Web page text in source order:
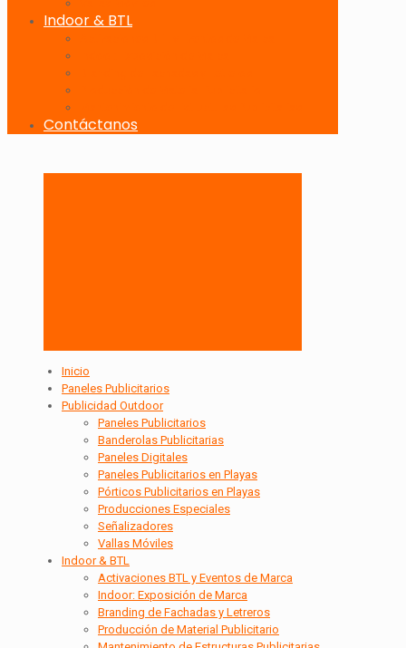
Indoor & BTL
Contáctanos
Inicio
Paneles Publicitarios
Publicidad Outdoor
Paneles Publicitarios
Banderolas Publicitarias
Paneles Digitales
Paneles Publicitarios en Playas
Pórticos Publicitarios en Playas
Producciones Especiales
Señalizadores
Vallas Móviles
Indoor & BTL
Activaciones BTL y Eventos de Marca
Indoor: Exposición de Marca
Branding de Fachadas y Letreros
Producción de Material Publicitario